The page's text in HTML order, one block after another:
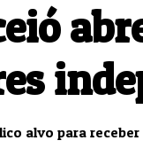
alvo para